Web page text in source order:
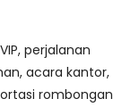
perjalanan
acara kantor,
rombongan